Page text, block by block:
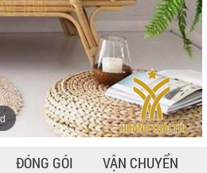
ĐÓNG GÓI VẬN CHUYỂN